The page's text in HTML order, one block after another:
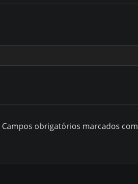
Campos obrigatórios marcados com